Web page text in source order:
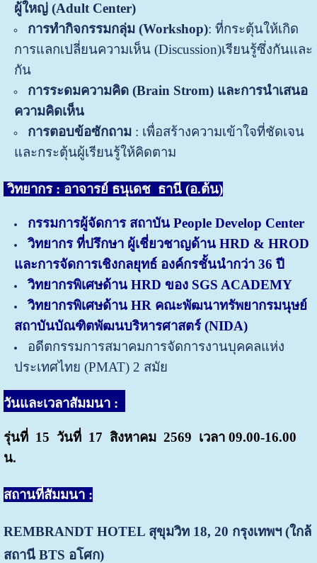
ผู้ใหญ่ (Adult Center)
การทำกิจกรรมกลุ่ม(Workshop): ที่กระตุ้นให้เกิด
การแลกเปลี่ยนความเห็น (Discussion)เรียนรู้ซึ่งกันและ
กัน
การระดมความคิด(Brain Strom) และการนำเสนอ
ความคิดเห็น
การตอบข้อซักถาม: เพื่อสร้างความเข้าใจที่ชัดเจน
และกระตุ้นผู้เรียนรู้ให้คิดตาม
วิทยากร : อาจารย์ ธนุเดช ธานี (อ.ต้น)
กรรมการผู้จัดการ สถาบัน People Develop Center
วิทยากร ที่ปรึกษา ผู้เชี่ยวชาญด้าน HRD & HROD
และการจัดการเชิงกลยุทธ์ องค์กรชั้นนำกว่า 36 ปี
วิทยากรพิเศษด้าน HRD ของ SGS ACADEMY
วิทยากรพิเศษด้าน HR คณะพัฒนาทรัพยากรมนุษย์
สถาบันบัณฑิตพัฒนบริหารศาสตร์ (NIDA)
อดีตกรรมการสมาคมการจัดการงานบุคคลแห่ง
ประเทศไทย (PMAT) 2 สมัย
วันและเวลาสัมมนา :
รุ่นที่ 15 วันที่ 17 สิงหาคม 2569 เวลา 09.00-16.00
น.
สถานที่สัมมนา :
REMBRANDT HOTEL สุขุมวิท 18, 20 กรุงเทพฯ (ใกล้
สถานี BTS อโศก)